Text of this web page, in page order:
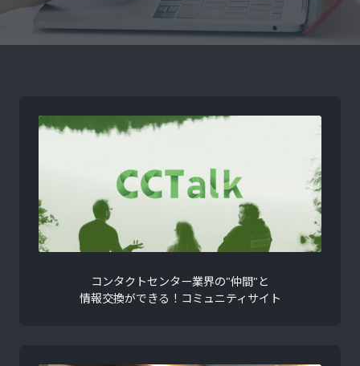
コンタクトセンター業界の"仲間"と
情報交換ができる！コミュニティサイト